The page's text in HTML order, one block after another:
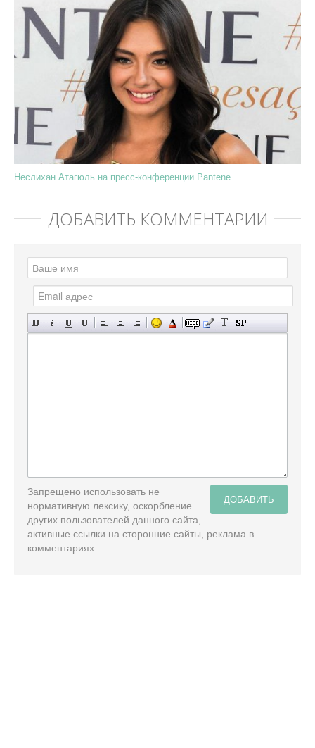
Неслихан Атагюль на пресс-конференции Pantene
ДОБАВИТЬ КОММЕНТАРИЙ
ДОБАВИТЬ
Запрещено использовать не
нормативную лексику, оскорбление
других пользователей данного сайта,
активные ссылки на сторонние сайты, реклама в
комментариях.